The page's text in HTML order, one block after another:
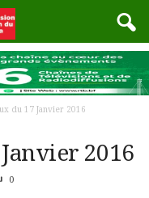
du 17 Janvier 2016
2016
0